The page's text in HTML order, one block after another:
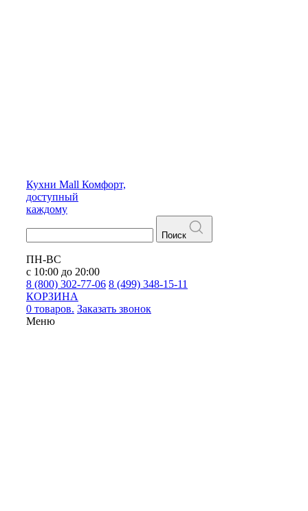
Кухни Mall Комфорт,
доступный
каждому
Поиск
ПН-ВС
с 10:00 до 20:00
8 (800) 302-77-06 8 (499) 348-15-11
КОРЗИНА
0 товаров. Заказать звонок
Меню